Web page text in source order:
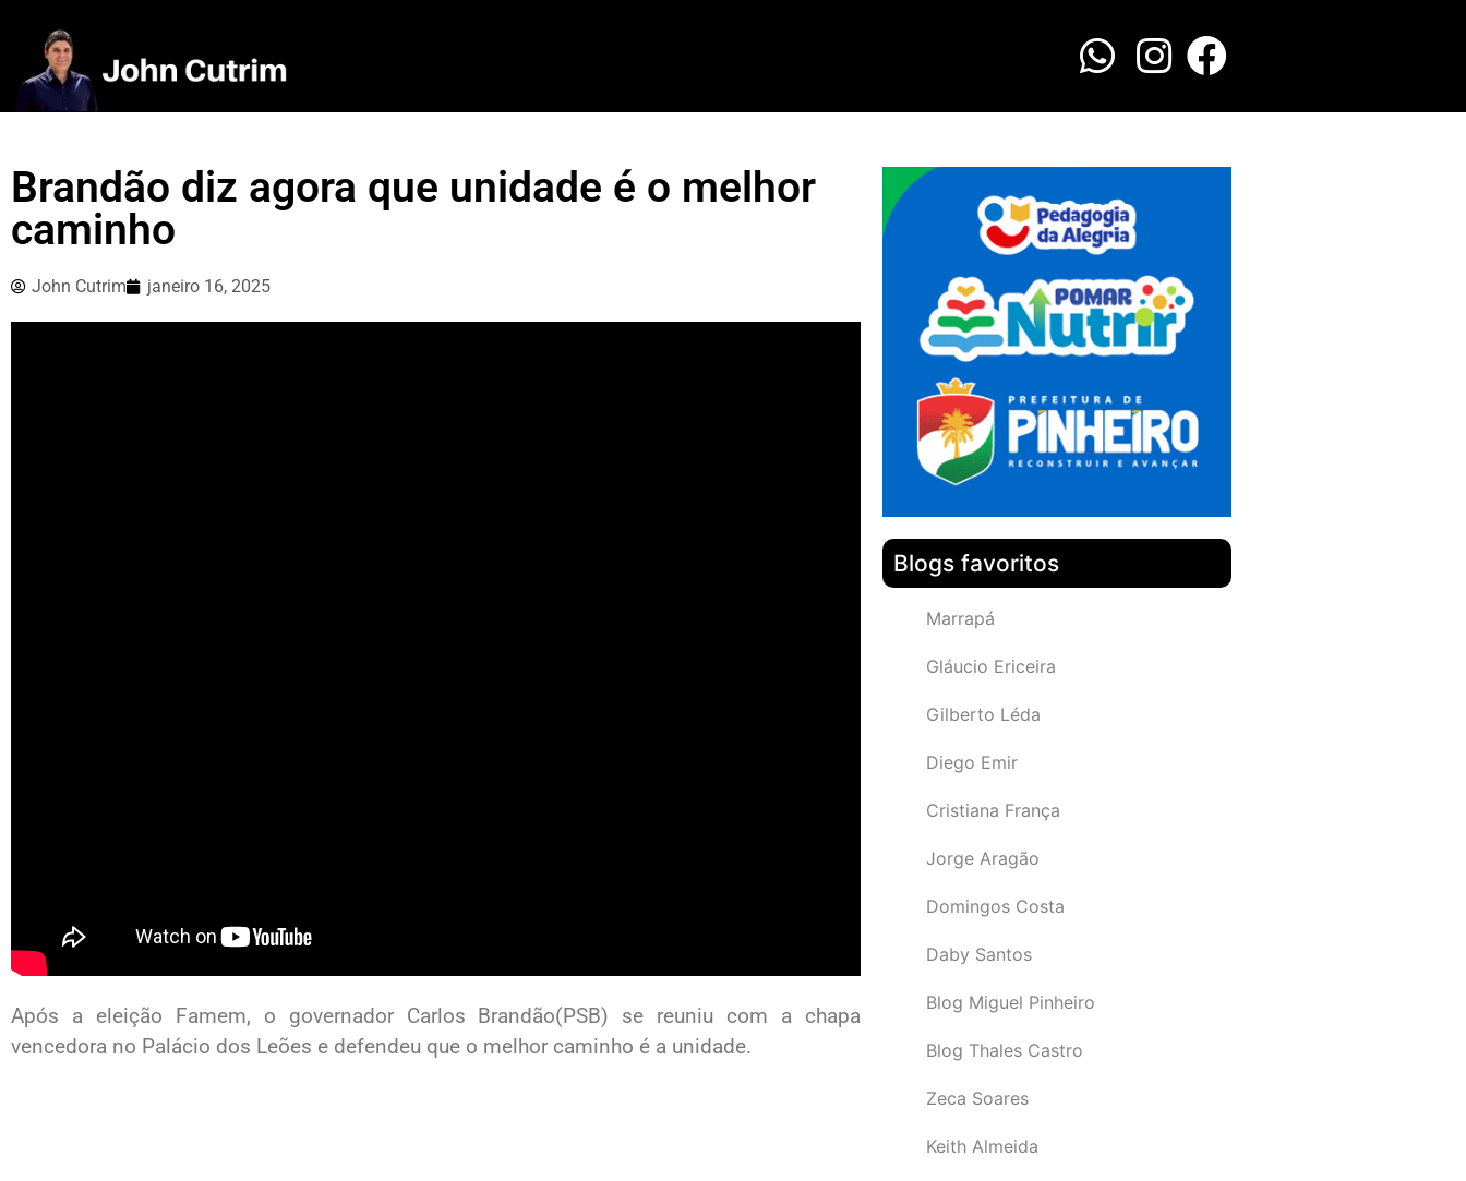
Brandão diz agora que unidade é o melhor
caminho
John Cutrim janeiro 16, 2025
Após a eleição Famem, o governador Carlos Brandão(PSB) se reuniu com a chapa
vencedora no Palácio dos Leões e defendeu que o melhor caminho é a unidade.
Blogs favoritos
Marrapá
Gláucio Ericeira
Gilberto Léda
Diego Emir
Cristiana França
Jorge Aragão
Domingos Costa
Daby Santos
Blog Miguel Pinheiro
Blog Thales Castro
Zeca Soares
Keith Almeida